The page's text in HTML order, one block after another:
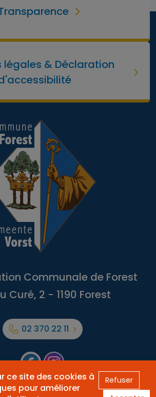
légales & Déclaration
Communale de Forest
Curé, 2 - 1190 Forest
02 370 22 11
Facebook
Forest
ce site des cookies à
pour améliorer
Refuser